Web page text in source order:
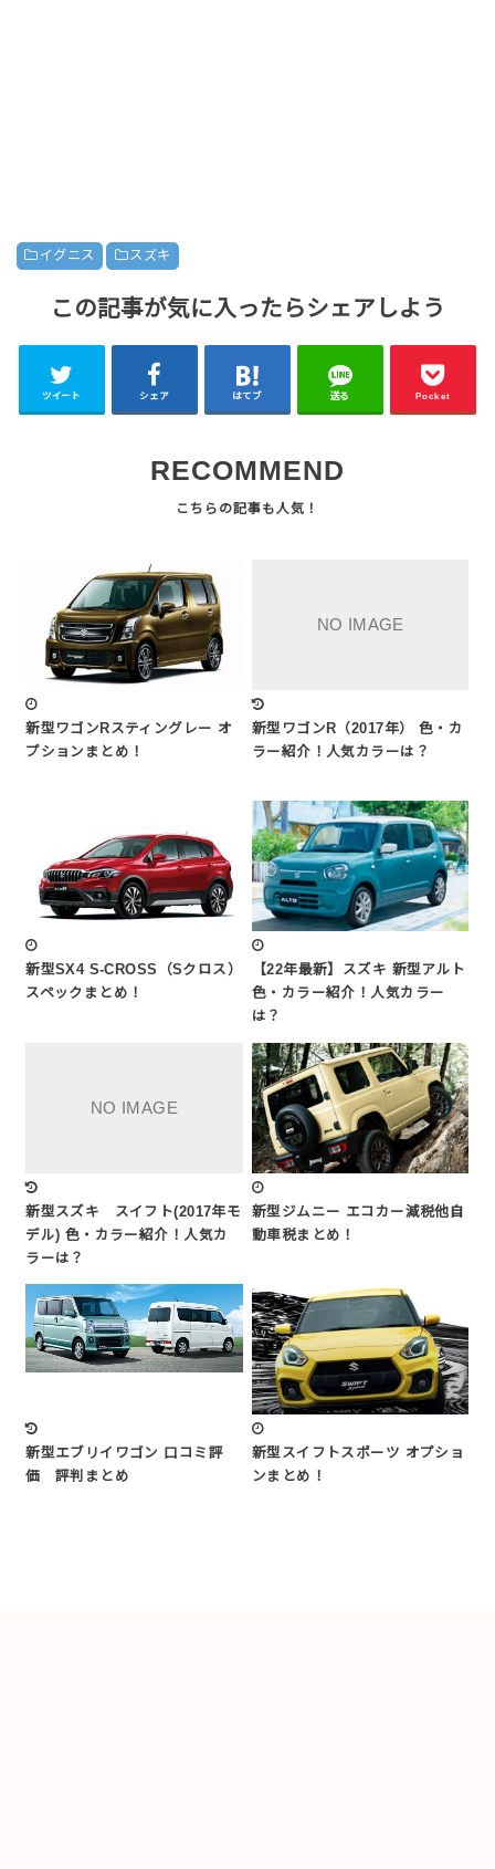
イグニス スズキ
この記事が気に入ったらシェアしよう
ツイート シェア はてブ 送る Pocket
RECOMMEND
新型ワゴンRスティングレー オ
プションまとめ！
新型ワゴンR（2017年） 色・カ
ラー紹介！人気カラーは？
新型SX4 S-CROSS（Sクロス）
スペックまとめ！
【22年最新】スズキ 新型アルト
色・カラー紹介！人気カラー
は？
新型スズキ スイフト(2017年モ
デル) 色・カラー紹介！人気カ
ラーは？
新型ジムニー エコカー減税他自
動車税まとめ！
新型エブリイワゴン 口コミ評
価 評判まとめ
新型スイフトスポーツ オプショ
ンまとめ！